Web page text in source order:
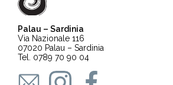
Palau – Sardinia
Via Nazionale 116
07020 Palau – Sardinia
Tel. 0789 70 90 04